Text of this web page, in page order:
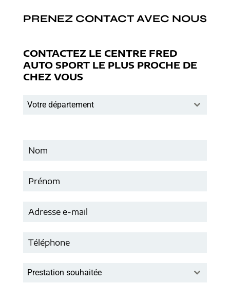
PRENEZ CONTACT AVEC NOUS
CONTACTEZ LE CENTRE FRED
AUTO SPORT LE PLUS PROCHE DE
CHEZ VOUS
Votre département
Prestation souhaitée